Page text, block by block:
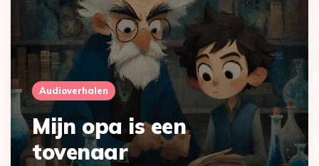
Audioverhalen
Mijn opa is een
tovenaar